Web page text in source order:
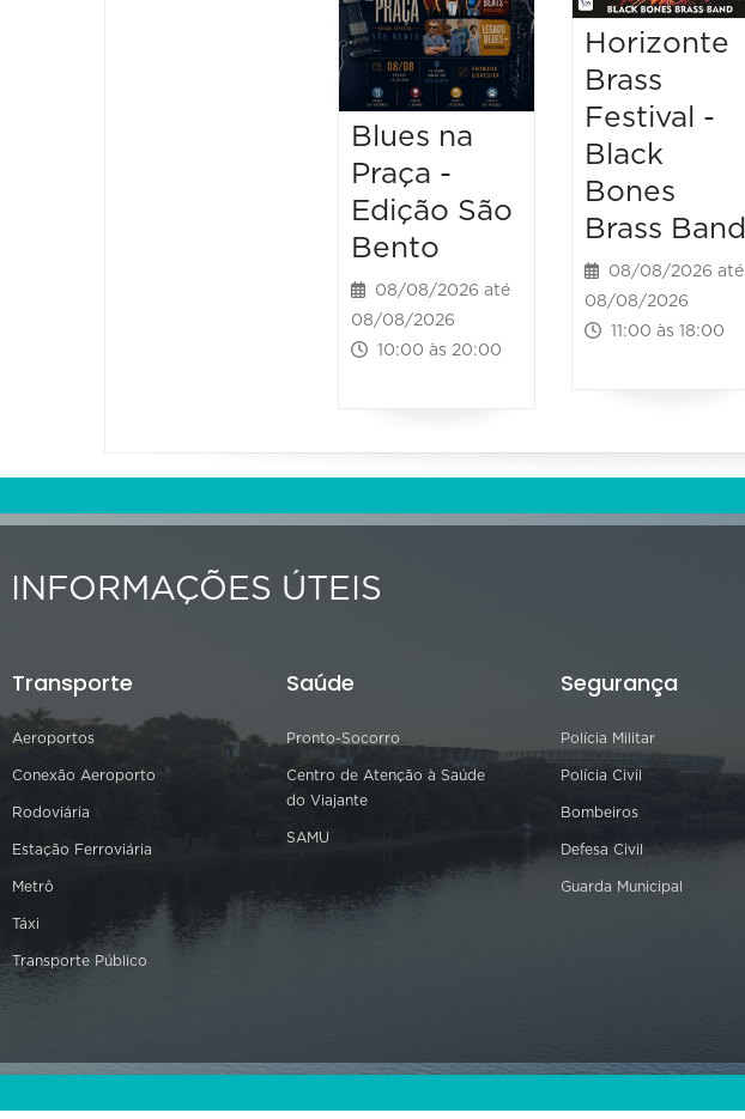
Blues na
Praça -
Edição São
Bento
08/08/2026 até
08/08/2026
10:00 às 20:00
Horizonte
Brass
Festival -
Black
Bones
Brass Band
08/08/2026 até
08/08/2026
11:00 às 18:00
INFORMAÇÕES ÚTEIS
Transporte
Aeroportos
Conexão Aeroporto
Rodoviária
Estação Ferroviária
Metrô
Táxi
Transporte Público
Saúde
Pronto-Socorro
Centro de Atenção à Saúde
do Viajante
SAMU
Segurança
Polícia Militar
Polícia Civil
Bombeiros
Defesa Civil
Guarda Municipal